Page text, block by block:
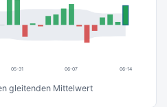
05-31 06-07 06-14
gleitenden Mittelwert